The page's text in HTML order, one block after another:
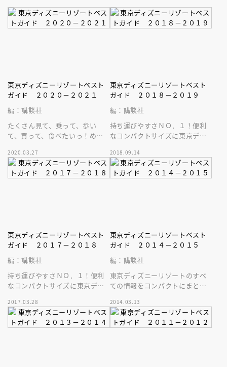
東京ディズニーリゾートベスト
ガイド ２０２０－２０２１
編：講談社
たくさん見て、乗って、歩い
て、買って、食べたいっ！めい
ナタに贈る、コンパクトサイズ
のガイド最新版
2020.03.27
東京ディズニーリゾートベスト
ガイド ２０１８－２０１９
編：講談社
持ち運びやすさＮＯ．１！便利
なコンパクトサイズに東京ディ
ゅぎゅっと詰まったベストガイ
ド最新版！
2018.09.14
東京ディズニーリゾートベスト
ガイド ２０１７－２０１８
編：講談社
持ち運びやすさＮＯ．１！便利
なコンパクトサイズに東京ディ
ゅぎゅっと詰まったベストガイ
ド最新版！
2017.03.28
東京ディズニーリゾートベスト
ガイド ２０１４－２０１５
編：講談社
東京ディズニーリゾートのすべ
ての情報をコンパクトにまとめ
持ち運びにとっても便利です。
2014.03.13